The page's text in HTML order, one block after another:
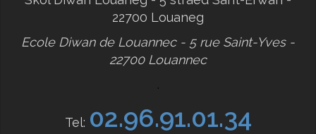
22700 Louaneg
Ecole Diwan de Louannec - 5 rue Saint-Yves -
22700 Louannec
.
Tel: 02.96.91.01.34